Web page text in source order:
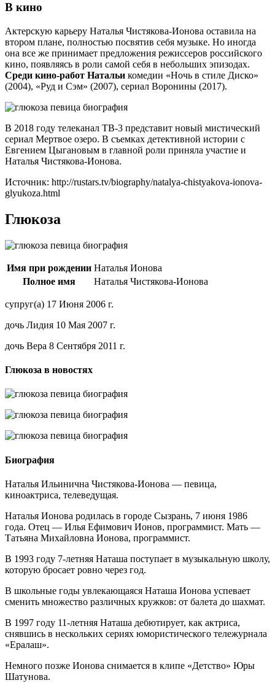
В кино
Актерскую карьеру Наталья Чистякова-Ионова оставила на
втором плане, полностью посвятив себя музыке. Но иногда
она все же принимает предложения режиссеров российского
кино, появляясь в роли самой себя в небольших эпизодах.
Среди кино-работ Натальи комедии «Ночь в стиле Диско»
(2004), «Руд и Сэм» (2007), сериал Воронины (2017).
В 2018 году телеканал ТВ-3 представит новый мистический
сериал Мертвое озеро. В съемках детективной истории с
Евгением Цыгановым в главной роли приняла участие и
Наталья Чистякова-Ионова.
Источник: http://rustars.tv/biography/natalya-chistyakova-ionova-
glyukoza.html
Глюкоза
Имя при рождении Наталья Ионова
Полное имя
Наталья Чистякова-Ионова
супруг(а) 17 Июня 2006 г.
дочь Лидия 10 Мая 2007 г.
дочь Вера 8 Сентября 2011 г.
Глюкоза в новостях
Биография
Наталья Ильинична Чистякова-Ионова — певица,
киноактриса, телеведущая.
Наталья Ионова родилась в городе Сызрань, 7 июня 1986
года. Отец — Илья Ефимович Ионов, программист. Мать —
Татьяна Михайловна Ионова, программист.
В 1993 году 7-летняя Наташа поступает в музыкальную школу,
которую бросает ровно через год.
В школьные годы увлекающаяся Наташа Ионова успевает
сменить множество различных кружков: от балета до шахмат.
В 1997 году 11-летняя Наташа дебютирует, как актриса,
снявшись в нескольких сериях юмористического тележурнала
«Ералаш».
Немного позже Ионова снимается в клипе «Детство» Юры
Шатунова.